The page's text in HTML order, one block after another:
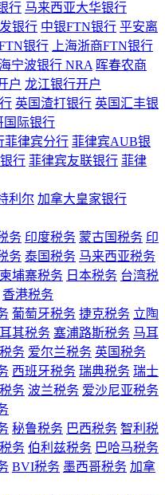
行 马来西亚大华银行
银行 中银FTN银行 平安离
银行
上海浙商FTN银行
海宁波银行 NRA 晖春农商
户 龙江银行开户
英国渣打银行 英国汇丰银
国际银行
菲律宾分行 菲律宾AUB银
行 菲律宾友联银行 菲律
利尔 加拿大皇家银行
务 印度税务 蒙古国税务 印
务 泰国税务 马来西亚税务
柬埔寨税务 日本税务 台湾税
香港税务
葡萄牙税务 捷克税务 立陶
其税务 塞浦路斯税务 马耳
务 爱尔兰税务 英国税务
西班牙税务 瑞典税务 瑞士
务 波兰税务 爱沙尼亚税务
秘鲁税务 巴西税务 智利税
务 伯利兹税务 巴哈马税务
BVI税务 墨西哥税务 加拿